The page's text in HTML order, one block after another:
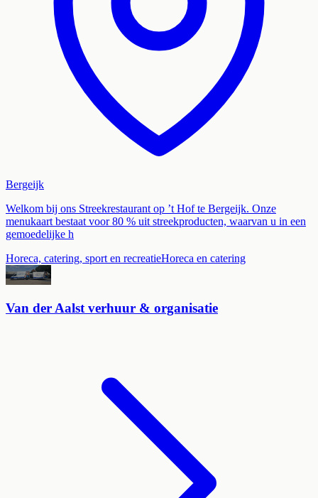
Bergeijk
Welkom bij ons Streekrestaurant op ’t Hof te Bergeijk. Onze
menukaart bestaat voor 80 % uit streekproducten, waarvan u in een
gemoedelijke h
Horeca, catering, sport en recreatieHoreca en catering
Van der Aalst verhuur & organisatie